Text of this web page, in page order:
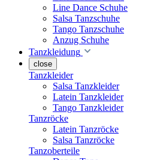
Line Dance Schuhe
Salsa Tanzschuhe
Tango Tanzschuhe
Anzug Schuhe
Tanzkleidung
close
Tanzkleider
Salsa Tanzkleider
Latein Tanzkleider
Tango Tanzkleider
Tanzröcke
Latein Tanzröcke
Salsa Tanzröcke
Tanzoberteile